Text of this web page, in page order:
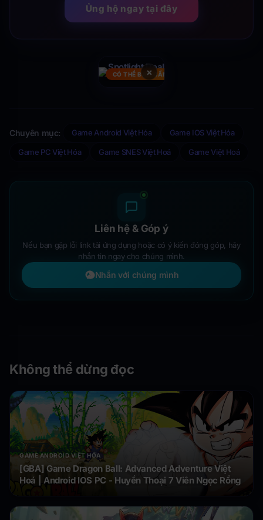
Ủng hộ ngay tại đây
×
CÓ THỂ BẠN CẦN
Chuyên mục: Game Android Việt Hóa Game IOS Việt Hóa
Game PC Việt Hóa Game SNES Việt Hoá Game Việt Hoá
Liên hệ & Góp ý
Nếu bạn gặp lỗi link tải ứng dụng hoặc có ý kiến đóng góp, hãy
nhắn tin ngay cho chúng mình.
Nhắn với chúng mình
Không thể dừng đọc
GAME ANDROID VIỆT HÓA
[GBA] Game Dragon Ball: Advanced Adventure Việt
Hoá | Android IOS PC - Huyền Thoại 7 Viên Ngọc Rồng